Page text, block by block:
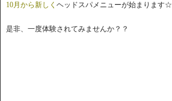
10月から新しく ヘッドスパメニューが始まります☆
是非、一度体験されてみませんか？？